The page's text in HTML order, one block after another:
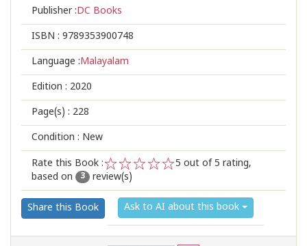
Publisher :DC Books
ISBN : 9789353900748
Language :Malayalam
Edition : 2020
Page(s) : 228
Condition : New
Rate this Book :
2
1
5 out of 5 rating,
based on
3 review(s)
Share this Book Ask to AI about this book